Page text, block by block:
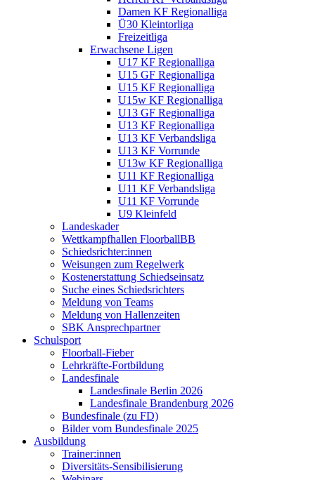
Damen KF Regionalliga
Ü30 Kleintorliga
Freizeitliga
Erwachsene Ligen
U17 KF Regionalliga
U15 GF Regionalliga
U15 KF Regionalliga
U15w KF Regionalliga
U13 GF Regionalliga
U13 KF Regionalliga
U13 KF Verbandsliga
U13 KF Vorrunde
U13w KF Regionalliga
U11 KF Regionalliga
U11 KF Verbandsliga
U11 KF Vorrunde
U9 Kleinfeld
Landeskader
Wettkampfhallen FloorballBB
Schiedsrichter:innen
Weisungen zum Regelwerk
Kostenerstattung Schiedseinsatz
Suche eines Schiedsrichters
Meldung von Teams
Meldung von Hallenzeiten
SBK Ansprechpartner
Schulsport
Floorball-Fieber
Lehrkräfte-Fortbildung
Landesfinale
Landesfinale Berlin 2026
Landesfinale Brandenburg 2026
Bundesfinale (zu FD)
Bilder vom Bundesfinale 2025
Ausbildung
Trainer:innen
Diversitäts-Sensibilisierung